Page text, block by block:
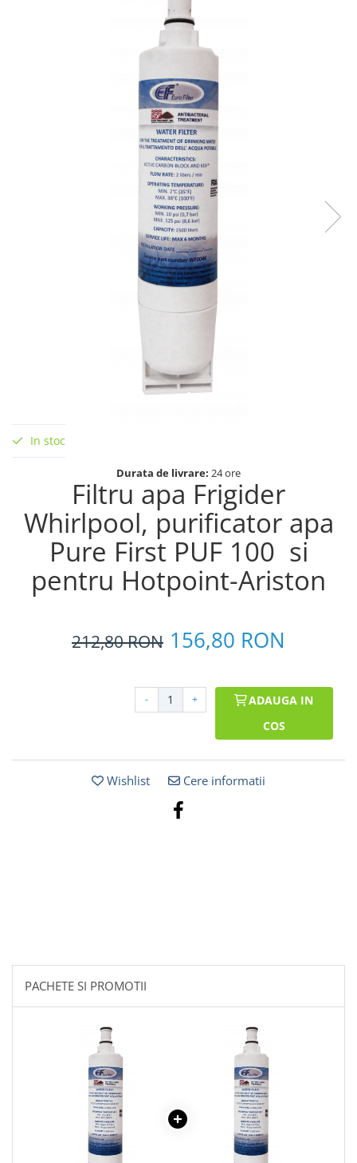
In stoc
Durata de livrare: 24 ore
Filtru apa Frigider
Whirlpool, purificator apa
Pure First PUF 100 si
pentru Hotpoint-Ariston
212,80RON 156,80 RON
- +
ADAUGA IN
COS
Wishlist Cere informatii
PACHETE SI PROMOTII